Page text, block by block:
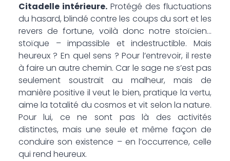
Citadelle intérieure.Protégé des fluctuations
du hasard, blindé contre les coups du sort et les
revers de fortune, voilà donc notre stoïcien…
stoïque – impassible et indestructible. Mais
heureux ? En quel sens ? Pour l’entrevoir, il reste
à faire un autre chemin. Car le sage ne s’est pas
seulement soustrait au malheur, mais de
manière positive il veut le bien, pratique la vertu,
aime la totalité du cosmos et vit selon la nature.
Pour lui, ce ne sont pas là des activités
distinctes, mais une seule et même façon de
conduire son existence – en l’occurrence, celle
qui rend heureux.